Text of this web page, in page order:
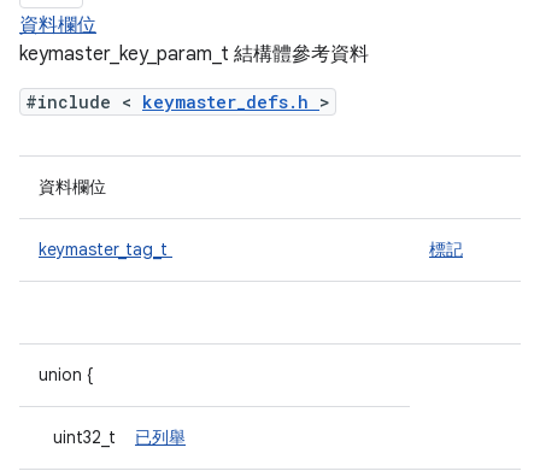
資料欄位
keymaster_key_param_t 結構體參考資料
#include < keymaster_defs.h >
資料欄位
keymaster_tag_t 標記
union {
uint32_t 已列舉